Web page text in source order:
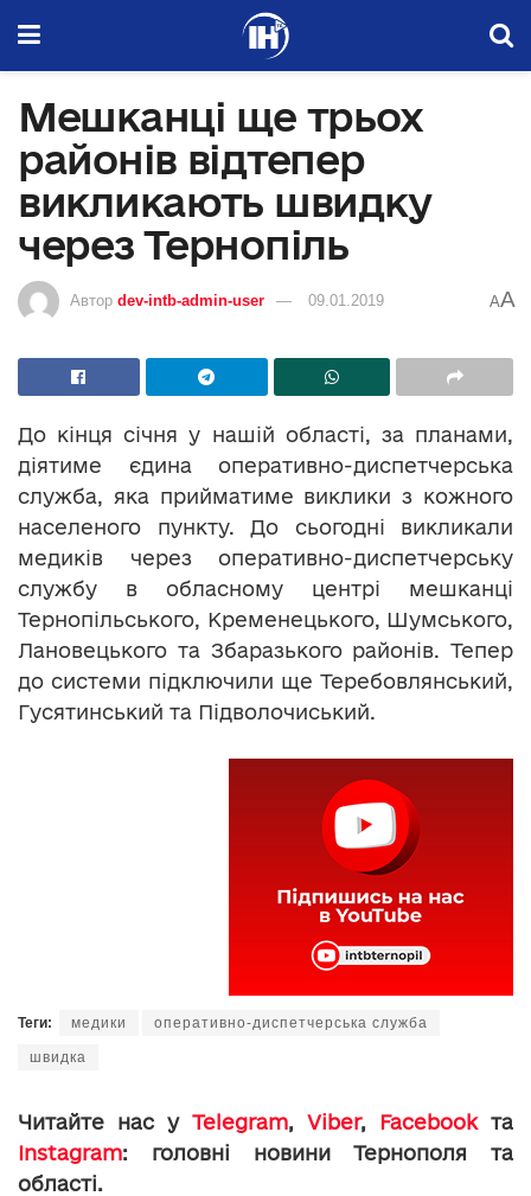
Мешканці ще трьох
районів відтепер
викликають швидку
через Тернопіль
Автор dev-intb-admin-user 09.01.2019 AA
До кінця січня у нашій області, за планами,
діятиме єдина оперативно-диспетчерська
служба, яка прийматиме виклики з кожного
населеного пункту. До сьогодні викликали
медиків через оперативно-диспетчерську
службу в обласному центрі мешканці
Тернопільського, Кременецького, Шумського,
Лановецького та Збаразького районів. Тепер
до системи підключили ще Теребовлянський,
Гусятинський та Підволочиський.
Теги: медики оперативно-диспетчерська служба
швидка
Читайте нас у Telegram, Viber, Facebookта
Instagram: головні новини Тернополя та
області.